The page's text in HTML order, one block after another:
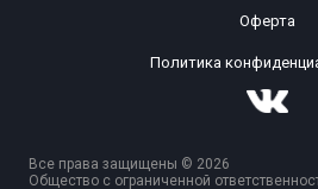
Оферта
Политика
Все права защищены © 2026
Общество с ограниченной